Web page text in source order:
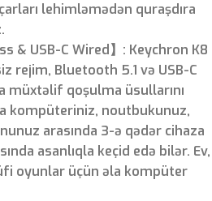
lehimləmədən quraşdıra
& USB-C Wired】: Keychron K8
rejim, Bluetooth 5.1 və USB-C
müxtəlif qoşulma üsullarını
kompüteriniz, noutbukunuz,
arasında 3-ə qədər cihaza
asanlıqla keçid edə bilər. Ev,
oyunlar üçün əla kompüter